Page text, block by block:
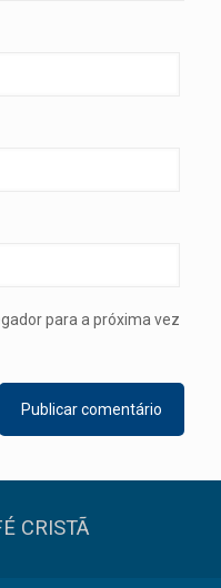
para a próxima vez
CRISTÃ